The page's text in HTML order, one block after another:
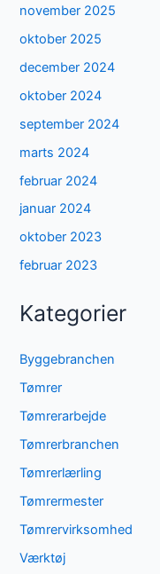
november 2025
oktober 2025
december 2024
oktober 2024
september 2024
marts 2024
februar 2024
januar 2024
oktober 2023
februar 2023
Kategorier
Byggebranchen
Tømrer
Tømrerarbejde
Tømrerbranchen
Tømrerlærling
Tømrermester
Tømrervirksomhed
Værktøj